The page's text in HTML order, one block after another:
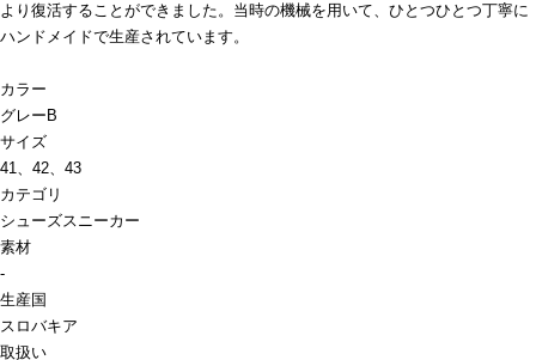
より復活することができました。当時の機械を用いて、ひとつひとつ丁寧に
ハンドメイドで生産されています。
カラー
グレーB
サイズ
41、42、43
カテゴリ
シューズスニーカー
素材
-
生産国
スロバキア
取扱い